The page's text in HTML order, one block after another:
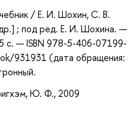
/ Е. И. Шохин, С. В.
; под ред. Е. И. Шохина. —
с. — ISBN 978-5-406-07199-
931931 (дата обращения:
Ю. Ф., 2009